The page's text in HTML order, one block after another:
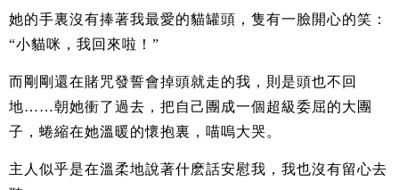
她的手裏沒有捧著我最愛的貓罐頭，隻有一臉開心的笑：
“小貓咪，我回來啦！”
而剛剛還在賭咒發誓會掉頭就走的我，則是頭也不回
地……朝她衝了過去，把自己團成一個超級委屈的大團
子，蜷縮在她溫暖的懷抱裏，喵嗚大哭。
主人似乎是在溫柔地說著什麽話安慰我，我也沒有留心去